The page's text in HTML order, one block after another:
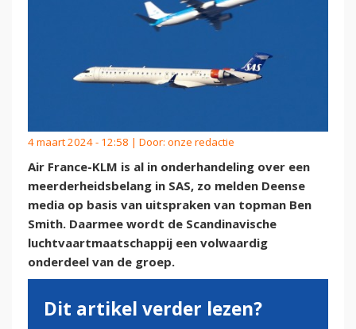
4 maart 2024 - 12:58 | Door: onze redactie
Air France-KLM is al in onderhandeling over een
meerderheidsbelang in SAS, zo melden Deense
media op basis van uitspraken van topman Ben
Smith. Daarmee wordt de Scandinavische
luchtvaartmaatschappij een volwaardig
onderdeel van de groep.
Dit artikel verder lezen?